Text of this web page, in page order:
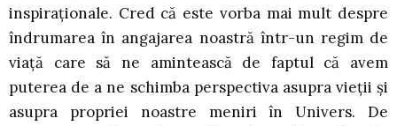
inspiraționale. Cred că este vorba mai mult despre
îndrumarea în angajarea noastră într-un regim de
viață care să ne amintească de faptul că avem
puterea de a ne schimba perspectiva asupra vieții și
asupra propriei noastre meniri în Univers. De